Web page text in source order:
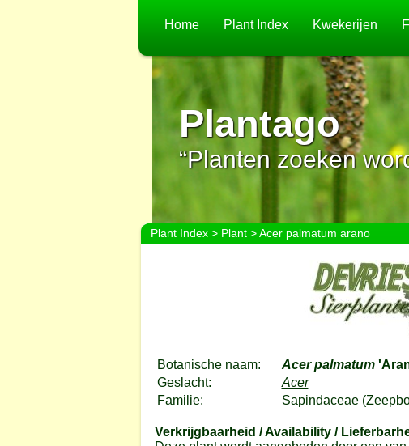
Home Plant Index Kwekerijen
Plantago
“Planten zoeken
Plant Index> Plant> Acer palmatum arano
Botanische naam: Acer palmatum
Geslacht:
Acer
Familie:
Sapindaceae
Verkrijgbaarheid / Availability /